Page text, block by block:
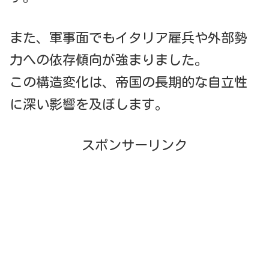
また、軍事面でもイタリア雇兵や外部勢
力への依存傾向が強まりました。
この構造変化は、帝国の長期的な自立性
に深い影響を及ぼします。
スポンサーリンク